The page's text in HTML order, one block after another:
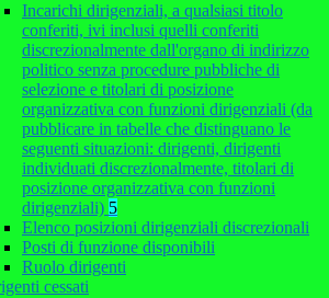
Incarichi dirigenziali, a qualsiasi titolo
conferiti, ivi inclusi quelli conferiti
discrezionalmente dall'organo di indirizzo
politico senza procedure pubbliche di
selezione e titolari di posizione
organizzativa con funzioni dirigenziali (da
pubblicare in tabelle che distinguano le
seguenti situazioni: dirigenti, dirigenti
individuati discrezionalmente, titolari di
posizione organizzativa con funzioni
dirigenziali) 5
Elenco posizioni dirigenziali discrezionali
Posti di funzione disponibili
Ruolo dirigenti
cessati